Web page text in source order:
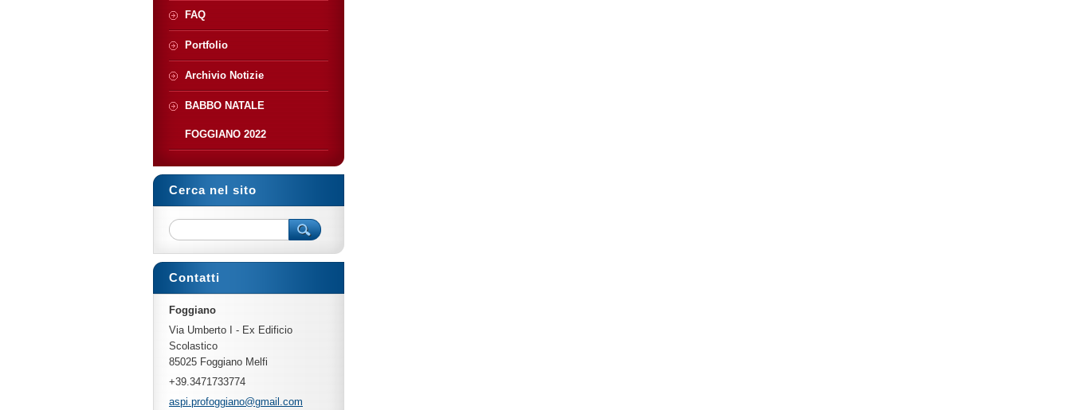
FAQ
Portfolio
Archivio Notizie
BABBO NATALE
FOGGIANO 2022
Cerca nel sito
Contatti
Foggiano
Via Umberto I - Ex Edificio
Scolastico
85025 Foggiano Melfi
+39.3471733774
aspi.profoggiano@gmail.com